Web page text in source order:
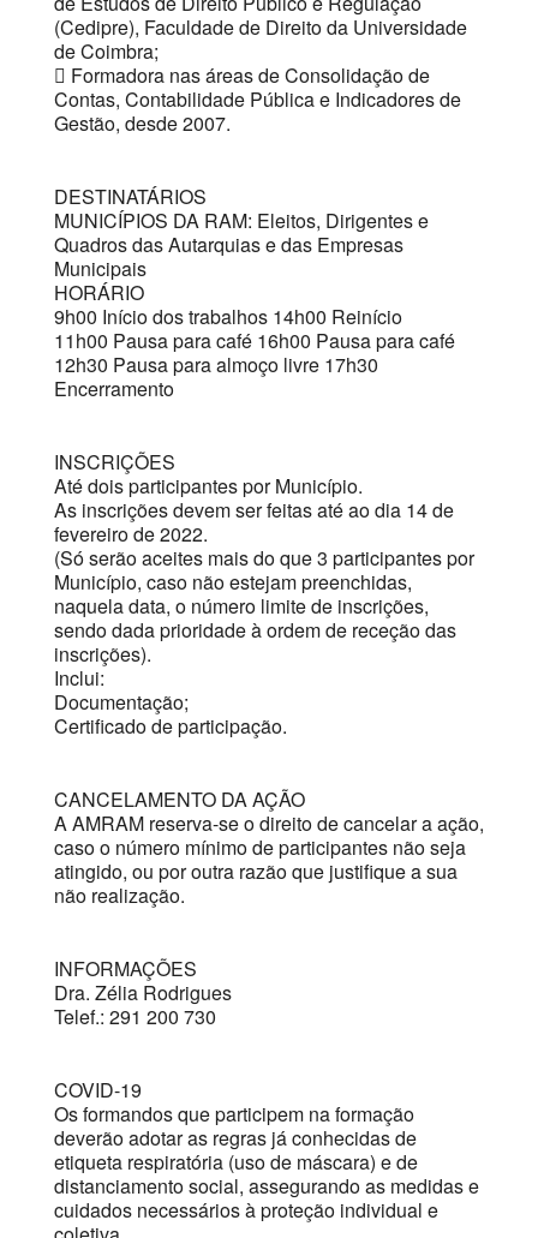
(Cedipre), Faculdade de Direito da Universidade
de Coimbra;
 Formadora nas áreas de Consolidação de
Contas, Contabilidade Pública e Indicadores de
Gestão, desde 2007.
DESTINATÁRIOS
MUNICÍPIOS DA RAM: Eleitos, Dirigentes e
Quadros das Autarquias e das Empresas
Municipais
HORÁRIO
9h00 Início dos trabalhos 14h00 Reinício
11h00 Pausa para café 16h00 Pausa para café
12h30 Pausa para almoço livre 17h30
Encerramento
INSCRIÇÕES
Até dois participantes por Município.
As inscrições devem ser feitas até ao dia 14 de
fevereiro de 2022.
(Só serão aceites mais do que 3 participantes por
Município, caso não estejam preenchidas,
naquela data, o número limite de inscrições,
sendo dada prioridade à ordem de receção das
inscrições).
Inclui:
Documentação;
Certificado de participação.
CANCELAMENTO DA AÇÃO
A AMRAM reserva-se o direito de cancelar a ação,
caso o número mínimo de participantes não seja
atingido, ou por outra razão que justifique a sua
não realização.
INFORMAÇÕES
Dra. Zélia Rodrigues
Telef.: 291 200 730
COVID-19
Os formandos que participem na formação
deverão adotar as regras já conhecidas de
etiqueta respiratória (uso de máscara) e de
distanciamento social, assegurando as medidas e
cuidados necessários à proteção individual e